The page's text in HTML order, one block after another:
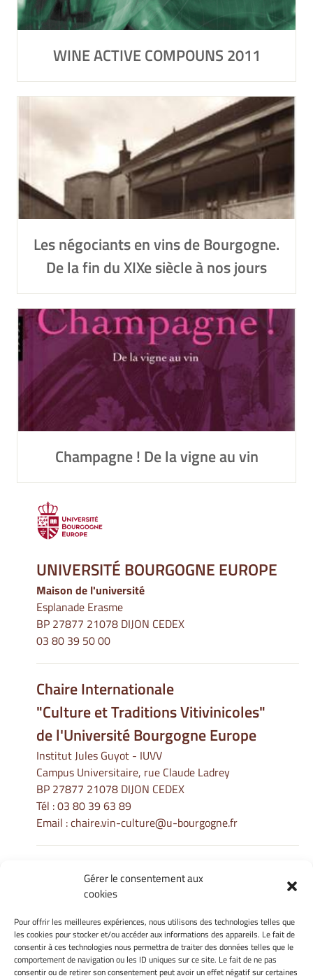
Gérer le consentement aux
cookies
Pour offrir les meilleures expériences, nous utilisons des technologies telles que
les cookies pour stocker et/ou accéder aux informations des appareils. Le fait de
consentir à ces technologies nous permettra de traiter des données telles que le
comportement de navigation ou les ID uniques sur ce site. Le fait de ne pas
consentir ou de retirer son consentement peut avoir un effet négatif sur certaines
WINE ACTIVE COMPOUNS 2011
Les négociants en vins de Bourgogne.
De la fin du XIXe siècle à nos jours
Champagne ! De la vigne au vin
UNIVERSITÉ BOURGOGNE EUROPE
Maison de l'université
Esplanade Erasme
BP 27877 21078 DIJON CEDEX
03 80 39 50 00
Chaire Internationale
"Culture et Traditions Vitivinicoles"
de l'Université Bourgogne Europe
Institut Jules Guyot - IUVV
Campus Universitaire, rue Claude Ladrey
BP 27877 21078 DIJON CEDEX
Tél :03 80 39 63 89
Email :chaire.vin-culture@u-bourgogne.fr
Informations Légales
Gérer mes cookies
Politique de cookies
Déclaration de confidentialité
Avertissement